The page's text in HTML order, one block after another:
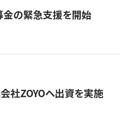
金の緊急支援を開始
会社ZOYOへ出資を実施